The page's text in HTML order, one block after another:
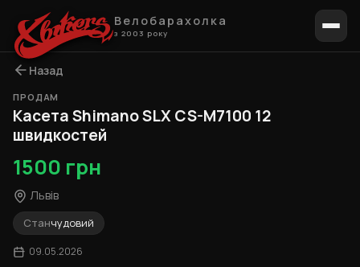
Велобарахолка
з 2003 року
Назад
ПРОДАМ
Касета Shimano SLX CS-M7100 12
швидкостей
1500 грн
Львів
Станчудовий
09.05.2026